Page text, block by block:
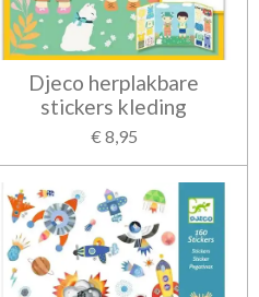
Djeco herplakbare
stickers kleding
€ 8,95